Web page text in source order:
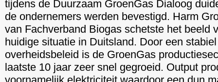
tijdens de Duurzaam GroenGas Dialoog
de ondernemers werden bevestigd. Harm
van Fachverband Biogas schetste het beeld
huidige situatie in Duitsland. Door een
overheidsbeleid is de GroenGas
laatste 10 jaar zeer snel gegroeid. Output